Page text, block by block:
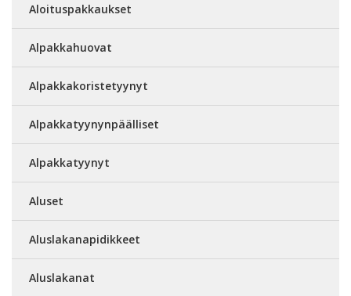
Aloituspakkaukset
Alpakkahuovat
Alpakkakoristetyynyt
Alpakkatyynynpäälliset
Alpakkatyynyt
Aluset
Aluslakanapidikkeet
Aluslakanat